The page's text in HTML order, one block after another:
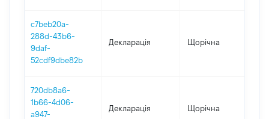
c7beb20a-
288d-43b6-
9daf-
52cdf9dbe82b
Декларація Щорічна
720db8a6-
1b66-4d06-
a947-
Декларація Щорічна